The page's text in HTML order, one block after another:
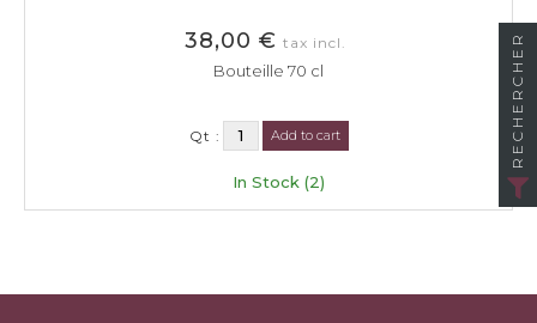
38,00 € tax incl.
Bouteille 70 cl
Qt : Add to cart
In Stock (2)
RECHERCHER